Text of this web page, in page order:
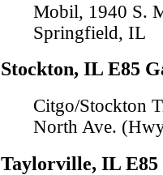
Mobil, 1940 S.
Springfield, IL
Stockton, IL E85
Citgo/Stockton
North Ave.
Taylorville, IL E85